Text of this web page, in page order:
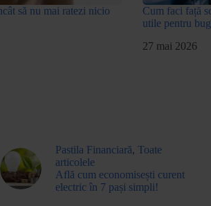
să nu mai ratezi nicio
Cum faci față
utile pentru
27 mai 2026
Pastila Financiară, Toate
articolele
Află cum economisești curent
electric în 7 pași simpli!